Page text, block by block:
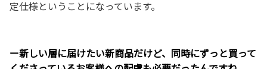
定仕様ということになっています。
ー新しい層に届けたい新商品だけど、同時にずっと買って